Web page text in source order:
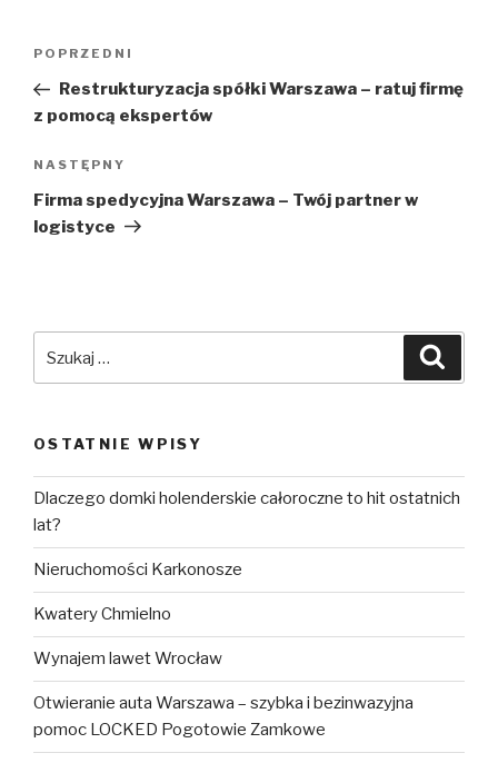
Poprzedni
wpis
POPRZEDNI
Restrukturyzacja spółki Warszawa – ratuj firmę
z pomocą ekspertów
Następny
wpis
NASTĘPNY
Firma spedycyjna Warszawa – Twój partner w
logistyce
OSTATNIE WPISY
Dlaczego domki holenderskie całoroczne to hit ostatnich
lat?
Nieruchomości Karkonosze
Kwatery Chmielno
Wynajem lawet Wrocław
Otwieranie auta Warszawa – szybka i bezinwazyjna
pomoc LOCKED Pogotowie Zamkowe